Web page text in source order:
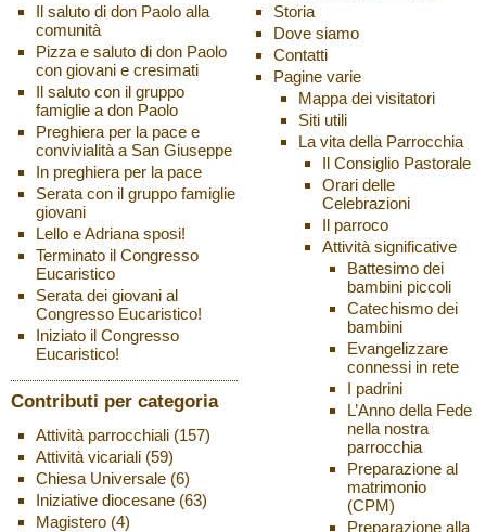
Il saluto di don Paolo alla
comunità
Pizza e saluto di don Paolo
con giovani e cresimati
Il saluto con il gruppo
famiglie a don Paolo
Preghiera per la pace e
convivialità a San Giuseppe
In preghiera per la pace
Serata con il gruppo famiglie
giovani
Lello e Adriana sposi!
Terminato il Congresso
Eucaristico
Serata dei giovani al
Congresso Eucaristico!
Iniziato il Congresso
Eucaristico!
Contributi per categoria
Attività parrocchiali(157)
Attività vicariali(59)
Chiesa Universale(6)
Iniziative diocesane(63)
Magistero(4)
Storia
Dove siamo
Contatti
Pagine varie
Mappa dei visitatori
Siti utili
La vita della Parrocchia
Il Consiglio Pastorale
Orari delle
Celebrazioni
Il parroco
Attività significative
Battesimo dei
bambini piccoli
Catechismo dei
bambini
Evangelizzare
connessi in rete
I padrini
L’Anno della Fede
nella nostra
parrocchia
Preparazione al
matrimonio
(CPM)
Preparazione alla